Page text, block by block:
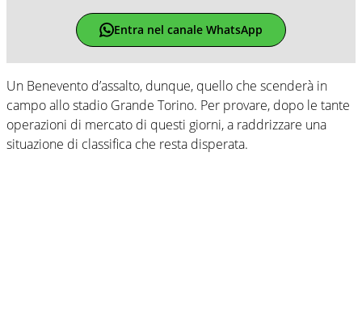
Entra nel canale WhatsApp
Un Benevento d’assalto, dunque, quello che scenderà in
campo allo stadio Grande Torino. Per provare, dopo le tante
operazioni di mercato di questi giorni, a raddrizzare una
situazione di classifica che resta disperata.